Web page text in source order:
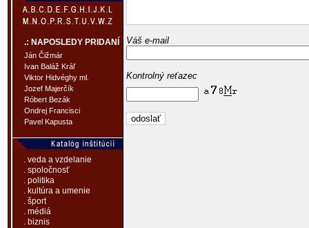
.: NAPOSLEDY PRIDANÍ
Ján Čižmár
Ivan Baláž Kráľ
Viktor Hidvéghy ml.
Jozef Majerčík
Róbert Bezák
Ondrej Francisci
Pavel Kapusta
. veda a vzdelanie
. spoločnosť
. politika
. kultúra a umenie
. šport
. médiá
. biznis
Váš e-mail
Kontrolný reťazec